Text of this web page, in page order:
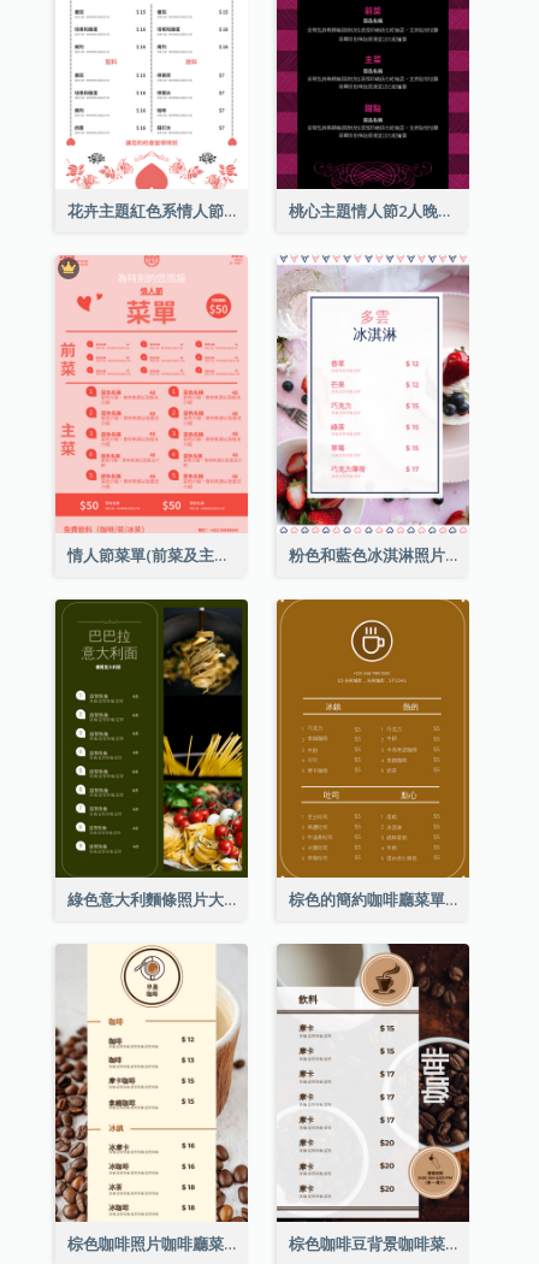
花卉主題紅色系情人節菜單 桃心主題情人節2人晚餐菜單
情人節菜單(前菜及主菜) 粉色和藍色冰淇淋照片甜點菜單
綠色意大利麵條照片大餐廳菜單 棕色的簡約咖啡廳菜單
棕色咖啡照片咖啡廳菜單 棕色咖啡豆背景咖啡菜單